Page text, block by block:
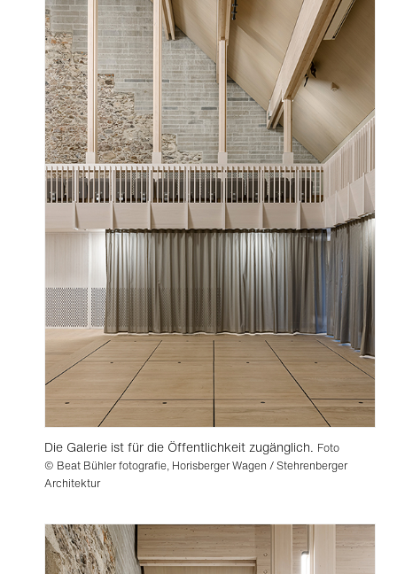
Die Galerie ist für die Öffentlichkeit zugänglich. Foto
© Beat Bühler fotografie, Horisberger Wagen / Stehrenberger
Architektur